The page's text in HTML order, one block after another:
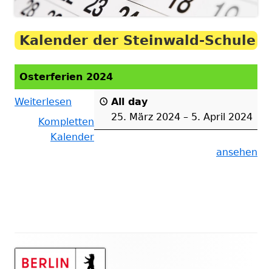
Kalender der Steinwald-Schule
Osterferien 2024
All day
25. März 2024 – 5. April 2024
Weiterlesen
Kompletten
Kalender
ansehen
Haupt-